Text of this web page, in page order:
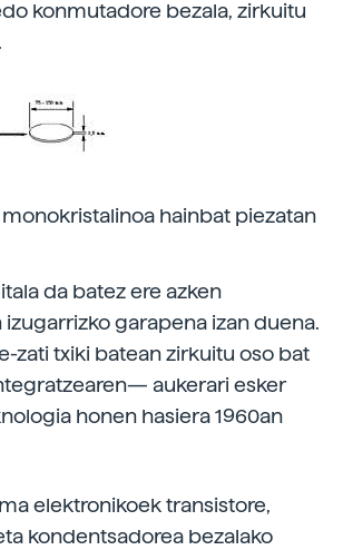
konmutadore bezala, zirkuitu
monokristalinoa hainbat piezatan
da batez ere azken
garapena izan duena.
zati txiki batean zirkuitu oso bat
aukerari esker
honen hasiera 1960an
elektronikoek transistore,
kondentsadorea bezalako